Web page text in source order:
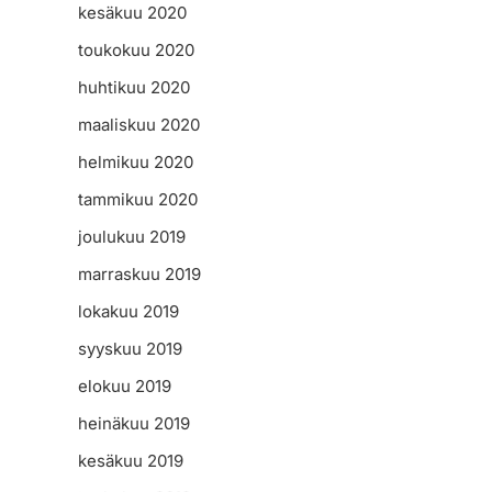
kesäkuu 2020
toukokuu 2020
huhtikuu 2020
maaliskuu 2020
helmikuu 2020
tammikuu 2020
joulukuu 2019
marraskuu 2019
lokakuu 2019
syyskuu 2019
elokuu 2019
heinäkuu 2019
kesäkuu 2019